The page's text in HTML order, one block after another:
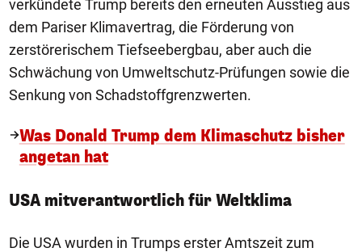
verkündete Trump bereits den erneuten Ausstieg aus
dem Pariser Klimavertrag, die Förderung von
zerstörerischem Tiefseebergbau, aber auch die
Schwächung von Umweltschutz-Prüfungen sowie die
Senkung von Schadstoffgrenzwerten.
Was Donald Trump dem Klimaschutz bisher
angetan hat
USA mitverantwortlich für Weltklima
Die USA wurden in Trumps erster Amtszeit zum